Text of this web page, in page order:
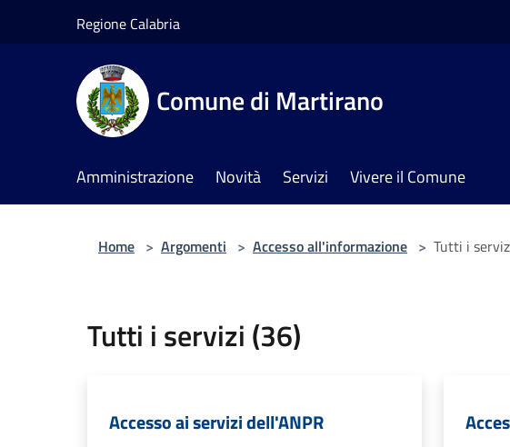
Regione Calabria
Comune di Martirano
Amministrazione Novità Servizi Vivere il Comune
Home > Argomenti > Accesso all'informazione > Tutti i
Tutti i servizi (36)
Accesso ai servizi dell'ANPR